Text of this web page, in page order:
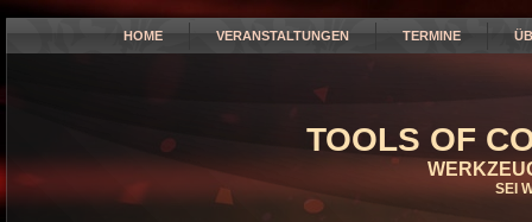
HOME VERANSTALTUNGEN TERMINE
TOOLS OF
SEI